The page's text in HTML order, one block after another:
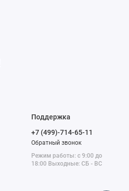
Поддержка
+7 (499)-714-65-11
Обратный звонок
Режим работы: с 9:00 до
18:00 Выходные: СБ - ВС